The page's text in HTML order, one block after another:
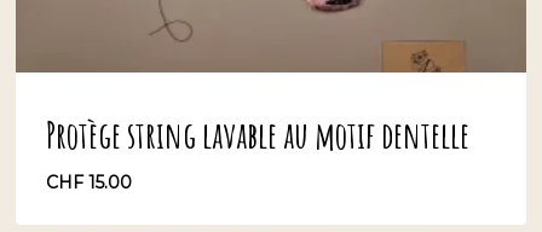
Protège string lavable au motif dentelle
CHF15.00
CHF15.00